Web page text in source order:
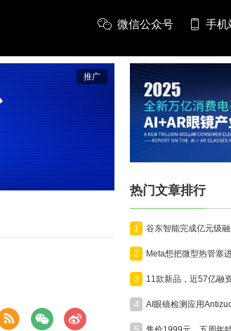
微信公众号 手机
推广
热门文章排行
1
2
3
4